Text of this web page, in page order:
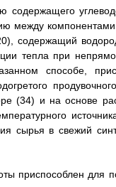
содержащего
между компонентами
содержащий
тепла при
способе,
(34) и на основе
сырья в свежий
приспособлен для